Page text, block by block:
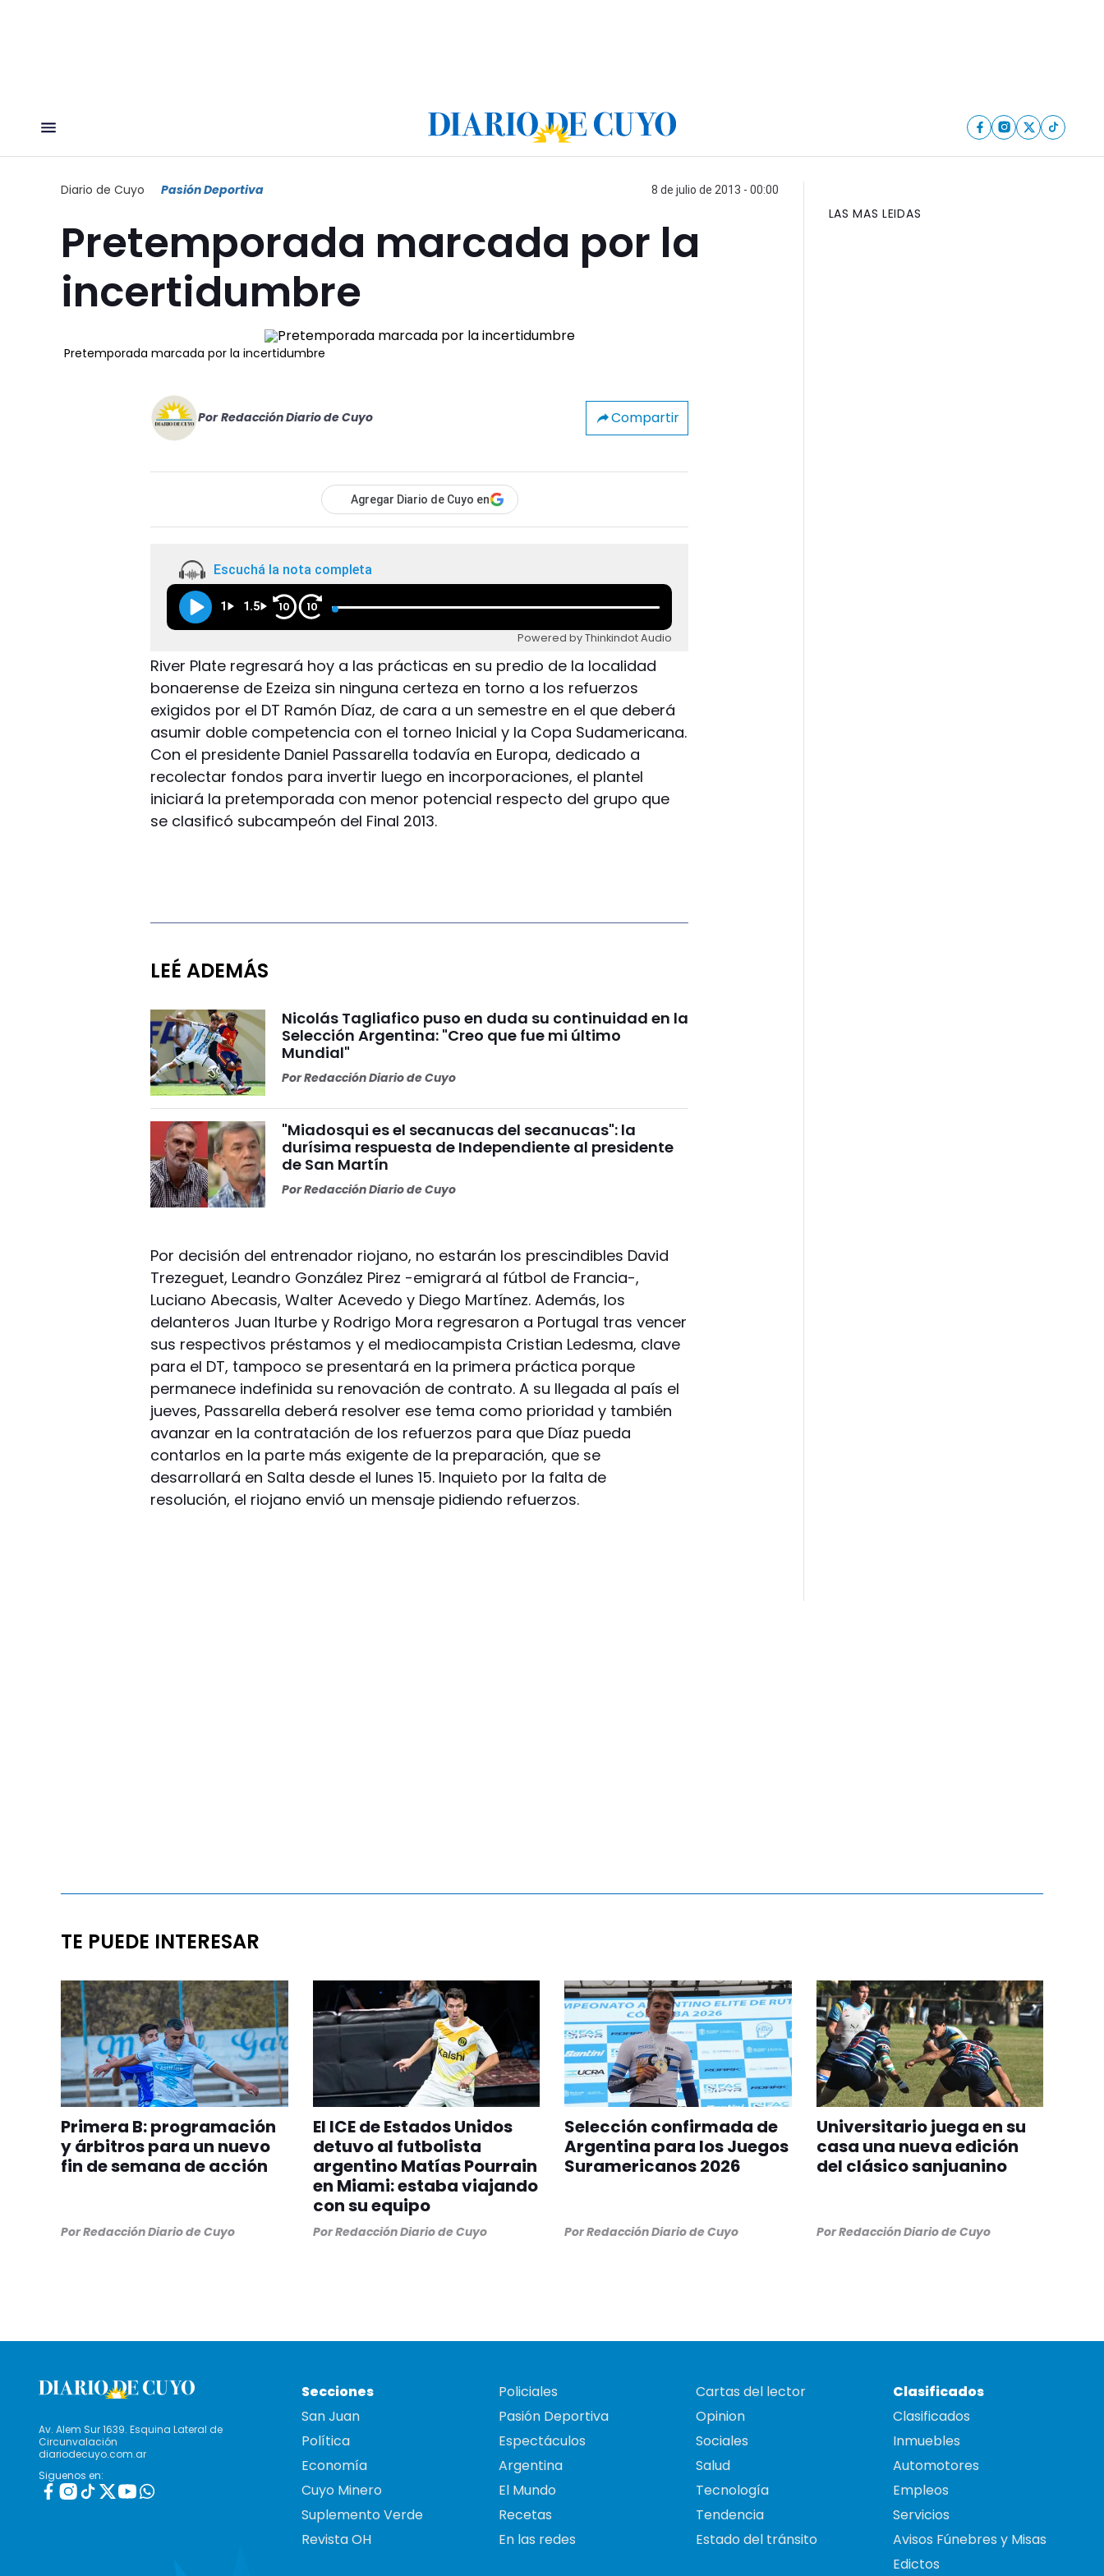
Diario de Cuyo Pasión Deportiva 8 de julio de 2013 - 00:00
Pretemporada marcada por la
incertidumbre
Pretemporada marcada por la incertidumbre
Por Redacción Diario de Cuyo Compartir
Agregar Diario de Cuyo en
Escuchá la nota completa
1 1.5 10 10
Powered by Thinkindot Audio
River Plate regresará hoy a las prácticas en su predio de la localidad
bonaerense de Ezeiza sin ninguna certeza en torno a los refuerzos
exigidos por el DT Ramón Díaz, de cara a un semestre en el que deberá
asumir doble competencia con el torneo Inicial y la Copa Sudamericana.
Con el presidente Daniel Passarella todavía en Europa, dedicado a
recolectar fondos para invertir luego en incorporaciones, el plantel
iniciará la pretemporada con menor potencial respecto del grupo que
se clasificó subcampeón del Final 2013.
LEÉ ADEMÁS
Nicolás Tagliafico puso en duda su continuidad en la
Selección Argentina: "Creo que fue mi último
Mundial"
PorRedacción Diario de Cuyo
"Miadosqui es el secanucas del secanucas": la
durísima respuesta de Independiente al presidente
de San Martín
PorRedacción Diario de Cuyo
Por decisión del entrenador riojano, no estarán los prescindibles David
Trezeguet, Leandro González Pirez -emigrará al fútbol de Francia-,
Luciano Abecasis, Walter Acevedo y Diego Martínez. Además, los
delanteros Juan Iturbe y Rodrigo Mora regresaron a Portugal tras vencer
sus respectivos préstamos y el mediocampista Cristian Ledesma, clave
para el DT, tampoco se presentará en la primera práctica porque
permanece indefinida su renovación de contrato. A su llegada al país el
jueves, Passarella deberá resolver ese tema como prioridad y también
avanzar en la contratación de los refuerzos para que Díaz pueda
contarlos en la parte más exigente de la preparación, que se
desarrollará en Salta desde el lunes 15. Inquieto por la falta de
resolución, el riojano envió un mensaje pidiendo refuerzos.
LAS MAS LEIDAS
TE PUEDE INTERESAR
Primera B: programación
y árbitros para un nuevo
fin de semana de acción
PorRedacción Diario de Cuyo
El ICE de Estados Unidos
detuvo al futbolista
argentino Matías Pourrain
en Miami: estaba viajando
con su equipo
PorRedacción Diario de Cuyo
Selección confirmada de
Argentina para los Juegos
Suramericanos 2026
PorRedacción Diario de Cuyo
Universitario juega en su
casa una nueva edición
del clásico sanjuanino
PorRedacción Diario de Cuyo
Av. Alem Sur 1639. Esquina Lateral de
Circunvalación
diariodecuyo.com.ar
Siguenos en:
Secciones
San Juan
Política
Economía
Cuyo Minero
Suplemento Verde
Revista OH
Policiales
Pasión Deportiva
Espectáculos
Argentina
El Mundo
Recetas
En las redes
Cartas del lector
Opinion
Sociales
Salud
Tecnología
Tendencia
Estado del tránsito
Clasificados
Clasificados
Inmuebles
Automotores
Empleos
Servicios
Avisos Fúnebres y Misas
Edictos